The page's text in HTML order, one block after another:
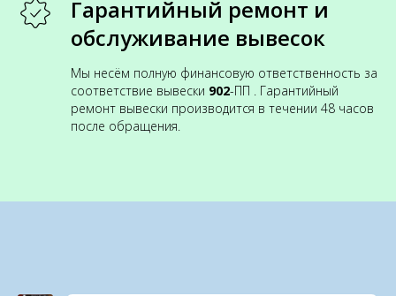
Гарантийный ремонт и
обслуживание вывесок
Мы несём полную финансовую ответственность за
соответствие вывески 902-ПП . Гарантийный
ремонт вывески производится в течении 48 часов
после обращения.